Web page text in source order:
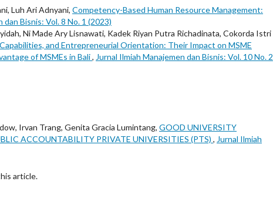
Luh Ari Adnyani, Competency-Based Human Resource Management:
dan Bisnis: Vol. 8 No. 1 (2023)
Ni Made Ary Lisnawati, Kadek Riyan Putra Richadinata, Cokorda Istri
and Entrepreneurial Orientation: Their Impact on MSME
of MSMEs in Bali, Jurnal Ilmiah Manajemen dan Bisnis: Vol. 10 No. 2
Irvan Trang, Genita Gracia Lumintang, GOOD UNIVERSITY
ACCOUNTABILITY PRIVATE UNIVERSITIES (PTS) , Jurnal Ilmiah
article.